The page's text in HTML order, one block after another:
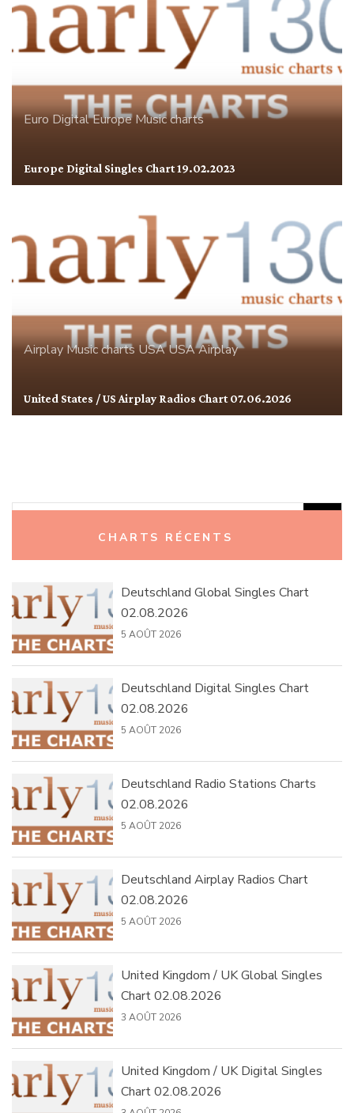
Euro DigitalEuropeMusic charts
Europe Digital Singles Chart 19.02.2023
AirplayMusic chartsUSAUSA Airplay
United States / US Airplay Radios Chart 07.06.2026
CHARTS RÉCENTS
Deutschland Global Singles Chart
02.08.2026
5 AOÛT 2026
Deutschland Digital Singles Chart
02.08.2026
5 AOÛT 2026
Deutschland Radio Stations Charts
02.08.2026
5 AOÛT 2026
Deutschland Airplay Radios Chart
02.08.2026
5 AOÛT 2026
United Kingdom / UK Global Singles
Chart 02.08.2026
3 AOÛT 2026
United Kingdom / UK Digital Singles
Chart 02.08.2026